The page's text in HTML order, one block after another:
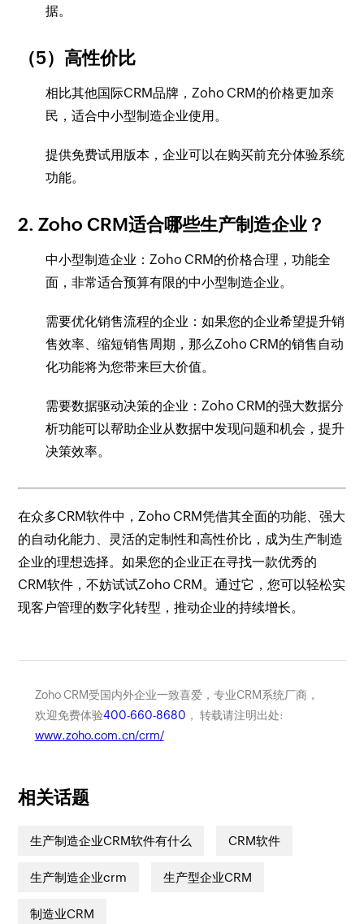
据。
（5）高性价比
相比其他国际CRM品牌，Zoho CRM的价格更加亲
民，适合中小型制造企业使用。
提供免费试用版本，企业可以在购买前充分体验系统
功能。
2. Zoho CRM适合哪些生产制造企业？
中小型制造企业：Zoho CRM的价格合理，功能全
面，非常适合预算有限的中小型制造企业。
需要优化销售流程的企业：如果您的企业希望提升销
售效率、缩短销售周期，那么Zoho CRM的销售自动
化功能将为您带来巨大价值。
需要数据驱动决策的企业：Zoho CRM的强大数据分
析功能可以帮助企业从数据中发现问题和机会，提升
决策效率。
在众多CRM软件中，Zoho CRM凭借其全面的功能、强大
的自动化能力、灵活的定制性和高性价比，成为生产制造
企业的理想选择。如果您的企业正在寻找一款优秀的
CRM软件，不妨试试Zoho CRM。通过它，您可以轻松实
现客户管理的数字化转型，推动企业的持续增长。
Zoho CRM受国内外企业一致喜爱，专业CRM系统厂商，
欢迎免费体验400-660-8680 ， 转载请注明出处:
www.zoho.com.cn/crm/
相关话题
生产制造企业CRM软件有什么 CRM软件
生产制造企业crm 生产型企业CRM
制造业CRM